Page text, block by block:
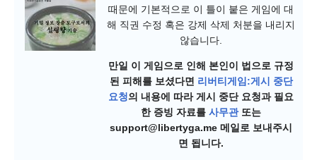
때문에 기본적으로 이 틀이 붙은 게임에 대
해 직권 수정 혹은 강제 삭제 처분을 내리지
않습니다.
만일 이 게임으로 인해 본인이 법으로 규정
된 피해를 보셨다면 리버티게임:게시 중단
요청의 내용에 따라 게시 중단 요청과 필요
한 증빙 자료를 사무관또는
support@libertyga.me 메일로 보내주시
면 됩니다.